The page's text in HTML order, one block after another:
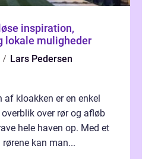
lokale muligheder
Lars Pedersen
af kloakken er en enkel
over rør og afløb
hele haven op. Med et
kan man...